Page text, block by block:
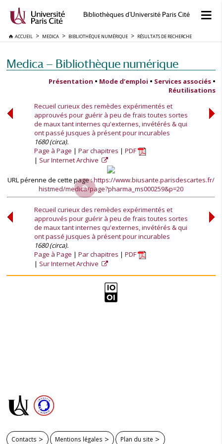
Bibliothèques d'Université Paris Cité
ACCUEIL MEDICA BIBLIOTHÈQUE NUMÉRIQUE RÉSULTATS DE RECHERCHE
Medica — Bibliothèque numérique
Présentation • Mode d’emploi • Services associés •
Réutilisations
Recueil curieux des remèdes expérimentés et
approuvés pour guérir à peu de frais toutes sortes
de maux tant internes qu'externes, invétérés & qui
ont passé jusques à présent pour incurables
1680 (circa).
Page à Page
Par chapitres
PDF
Sur Internet Archive
URL pérenne de cette page :https://www.biusante.parisdescartes.fr/
histmed/medica/page?pharma_ms000259&p=20
Recueil curieux des remèdes expérimentés et
approuvés pour guérir à peu de frais toutes sortes
de maux tant internes qu'externes, invétérés & qui
ont passé jusques à présent pour incurables
1680 (circa).
Page à Page
Par chapitres
PDF
Sur Internet Archive
Contacts Mentions légales Plan du site